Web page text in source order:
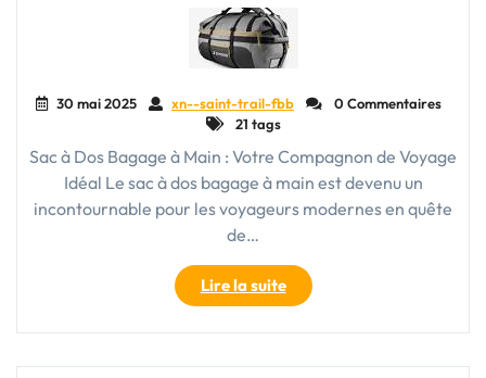
30 mai 2025 xn--saint-trail-fbb
0 Commentaires
21 tags
Sac à Dos Bagage à Main : Votre Compagnon de Voyage
Idéal Le sac à dos bagage à main est devenu un
incontournable pour les voyageurs modernes en quête
de…
Lire la suite"Le
Sac
à